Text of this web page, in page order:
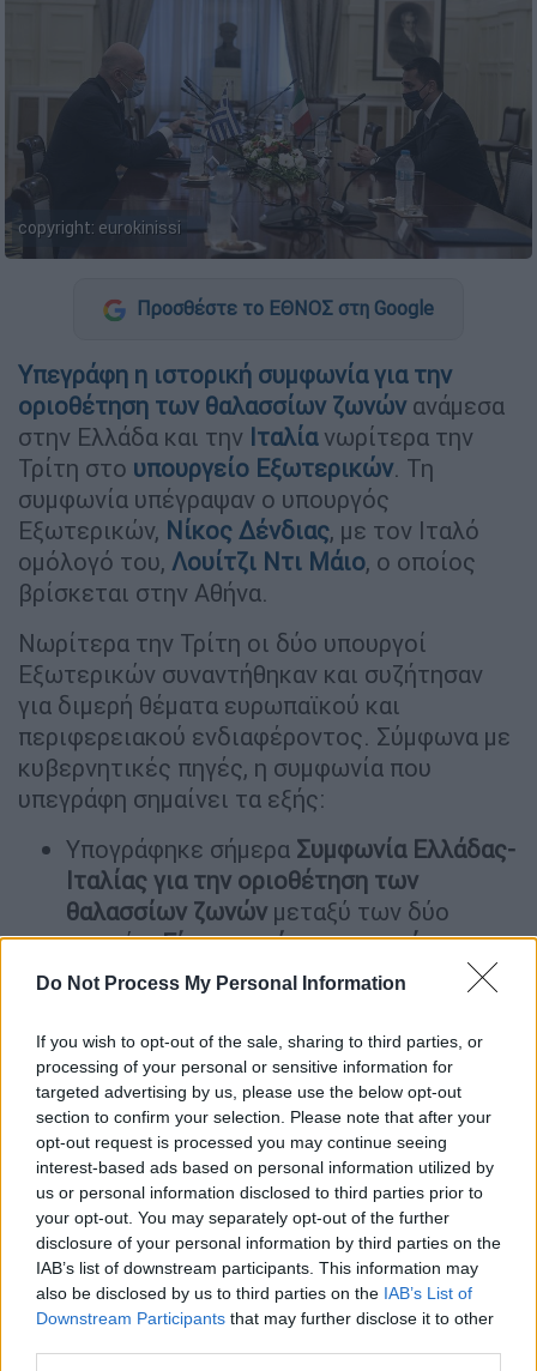
Do Not Process My Personal Information
If you wish to opt-out of the sale, sharing to third parties, or
processing of your personal or sensitive information for
targeted advertising by us, please use the below opt-out
section to confirm your selection. Please note that after your
opt-out request is processed you may continue seeing
interest-based ads based on personal information utilized by
us or personal information disclosed to third parties prior to
your opt-out. You may separately opt-out of the further
disclosure of your personal information by third parties on the
IAB’s list of downstream participants. This information may
also be disclosed by us to third parties on the IAB’s List of
Downstream Participants that may further disclose it to other
copyright: eurokinissi
Προσθέστε το ΕΘΝΟΣ στη Google
Υπεγράφη η ιστορική συμφωνία για την
οριοθέτηση των θαλασσίων ζωνών ανάμεσα
στην Ελλάδα και την Ιταλίανωρίτερα την
Τρίτη στο υπουργείο Εξωτερικών. Τη
συμφωνία υπέγραψαν ο υπουργός
Εξωτερικών, Νίκος Δένδιας, με τον Ιταλό
ομόλογό του, Λουίτζι Ντι Μάιο, ο οποίος
βρίσκεται στην Αθήνα.
Νωρίτερα την Τρίτη οι δύο υπουργοί
Εξωτερικών συναντήθηκαν και συζήτησαν
για διμερή θέματα ευρωπαϊκού και
περιφερειακού ενδιαφέροντος. Σύμφωνα με
κυβερνητικές πηγές, η συμφωνία που
υπεγράφη σημαίνει τα εξής:
Υπογράφηκε σήμερα Συμφωνία Ελλάδας-
Ιταλίας για την οριοθέτηση των
θαλασσίων ζωνών μεταξύ των δύο
κρατών.Είναι η πρώτη συμφωνία που
υπογράφει η χώρα μας για ΑΟΖ.
βάση της UNCLOS (οριοθέτηση
θαλασσίων ζωνών βάσει διμερών
συμφωνιών).
Η Συμφωνία αυτή επιβεβαιώνειτο
δικαίωμα των νησιών σε θαλάσσιες
ζώνες, καθώς και τη μέση γραμμή της
συμφωνίας του 1977 για τηνοριοθέτηση
της υφαλοκρηπίδας μεταξύ Ελλάδας-
Ιταλίας ως οριογραμμή της ΑΟΖ
Ελλάδας- Ιταλίας. Με τη σημερινή
Συμφωνία, η μέση αυτή γραμμή θα ισχύει